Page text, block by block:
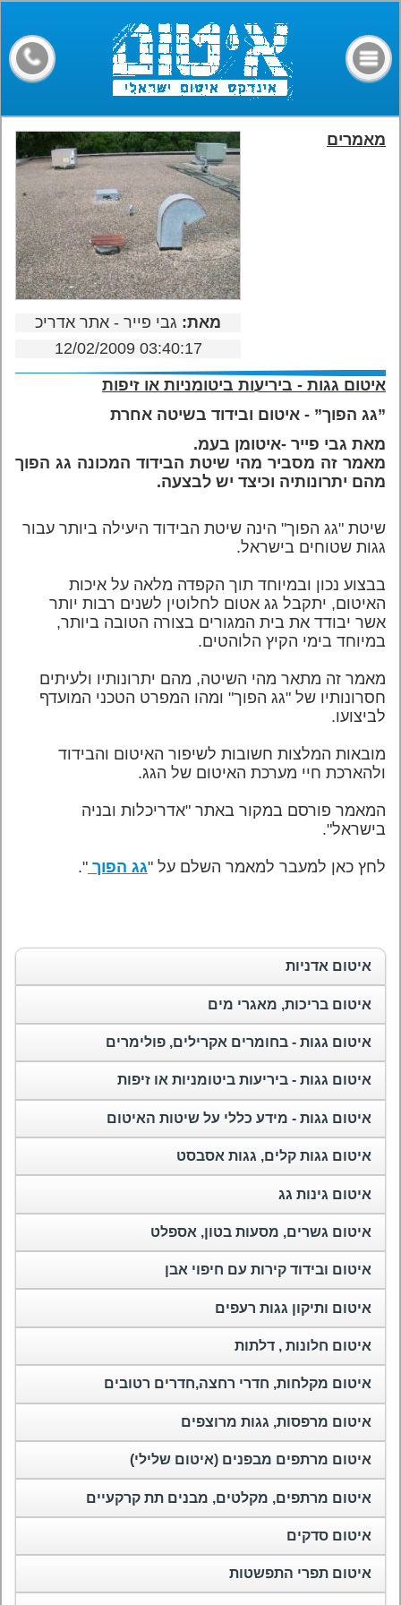
מאת: גבי פייר - אתר אדריכ
12/02/2009 03:40:17
מאמרים
איטום גגות - ביריעות ביטומניות או זיפות
”גג הפוך” - איטום ובידוד בשיטה אחרת
מאת גבי פייר -איטומן בעמ.
מאמר זה מסביר מהי שיטת הבידוד המכונה גג הפוך
מהם יתרונותיה וכיצד יש לבצעה.
שיטת "גג הפוך" הינה שיטת הבידוד היעילה ביותר עבור
גגות שטוחים בישראל.
בבצוע נכון ובמיוחד תוך הקפדה מלאה על איכות
האיטום, יתקבל גג אטום לחלוטין לשנים רבות יותר
אשר יבודד את בית המגורים בצורה הטובה ביותר,
במיוחד בימי הקיץ הלוהטים.
מאמר זה מתאר מהי השיטה, מהם יתרונותיו ולעיתים
חסרונותיו של "גג הפוך" ומהו המפרט הטכני המועדף
לביצועו.
מובאות המלצות חשובות לשיפור האיטום והבידוד
ולהארכת חיי מערכת האיטום של הגג.
המאמר פורסם במקור באתר "אדריכלות ובניה
בישראל".
לחץ כאן למעבר למאמר השלם על "גג הפוך ".
איטום אדניות
איטום בריכות, מאגרי מים
איטום גגות - בחומרים אקרילים, פולימרים
איטום גגות - ביריעות ביטומניות או זיפות
איטום גגות - מידע כללי על שיטות האיטום
איטום גגות קלים, גגות אסבסט
איטום גינות גג
איטום גשרים, מסעות בטון, אספלט
איטום ובידוד קירות עם חיפוי אבן
איטום ותיקון גגות רעפים
איטום חלונות , דלתות
איטום מקלחות, חדרי רחצה,חדרים רטובים
איטום מרפסות, גגות מרוצפים
איטום מרתפים מבפנים (איטום שלילי)
איטום מרתפים, מקלטים, מבנים תת קרקעיים
איטום סדקים
איטום תפרי התפשטות
קבלני איטום
חומרים